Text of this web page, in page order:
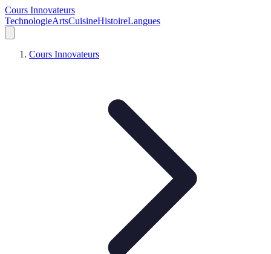
Cours Innovateurs
TechnologieArtsCuisineHistoireLangues
Cours Innovateurs